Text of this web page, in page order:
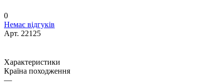
0
Немає відгуків
Арт. 22125
Характеристики
Країна походження
—